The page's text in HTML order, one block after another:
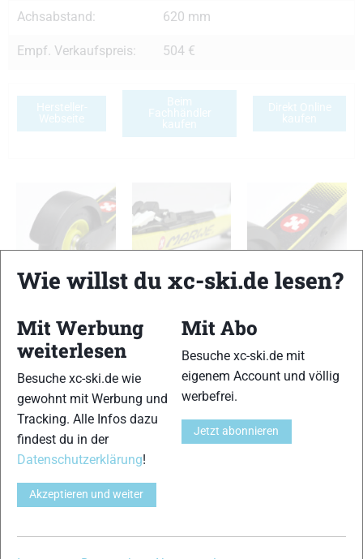
Achsabstand: 620 mm
Empf. Verkaufspreis: 504 €
Hersteller-
Webseite
Beim
Fachhändler
kaufen
Direkt Online
kaufen
TESTERGEBNIS
Skiähnlicher Abstoß
Haftung
Führung
Wie willst du xc-ski.de lesen?
Mit Werbung
weiterlesen
Besuche xc-ski.de wie
gewohnt mit Werbung und
Tracking. Alle Infos dazu
findest du in der
Datenschutzerklärung!
Akzeptieren und weiter
Mit Abo
Besuche xc-ski.de mit
eigenem Account und völlig
werbefrei.
Jetzt abonnieren